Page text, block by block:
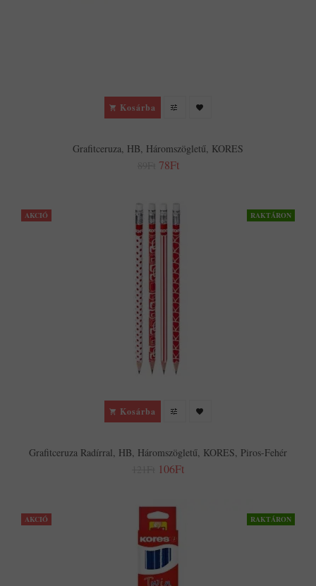
Kosárba
Grafitceruza, HB, Háromszögletű, KORES
78Ft
AKCIÓ RAKTÁRON
Kosárba
Grafitceruza Radírral, HB, Háromszögletű, KORES, Piros-Fehér
106Ft
AKCIÓ RAKTÁRON